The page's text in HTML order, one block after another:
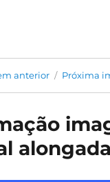
anterior Próxima
alongada